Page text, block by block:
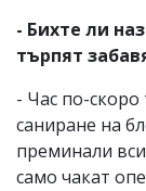
- Бихте ли
търпят
- Час по-
саниране на
преминали
само чакат